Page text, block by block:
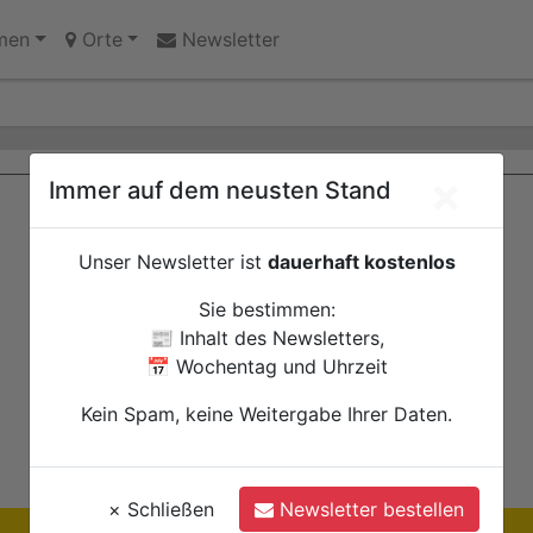
Orte Newsletter
auf der L15 am Eifel-Resort schwer verletzt
am "Wibbelrusch"
Ihre Anzeige hier?
Immer auf dem neusten Stand
Unser Newsletter ist dauerhaft kostenlos
Sie bestimmen:
📰 Inhalt des Newsletters,
📅 Wochentag und Uhrzeit
Kein Spam, keine Weitergabe Ihrer Daten.
× Schließen Newsletter bestellen